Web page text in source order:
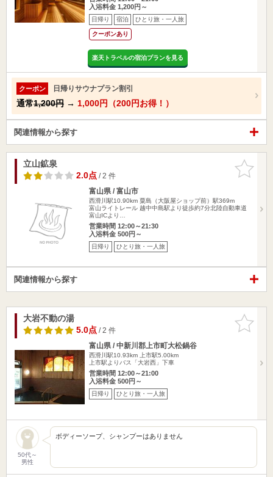
入浴料金 1,200円～
日帰り 宿泊 ひとり旅・一人旅
クーポンあり
楽天トラベルの宿泊プランを見る
クーポン 日帰りサウナプラン割引
通常1,200円 → 1,000円（200円お得！）
関連情報から探す
お気に入
りに追加
立山鉱泉
2.0点/ 2 件
富山県 / 富山市
西滑川駅10.90km 粟島（大阪屋ショップ前）駅369m
富山ライトレール 越中中島駅より徒歩約7分北陸自動車道
富山ICより…
営業時間 12:00～21:30
入浴料金 500円～
日帰り ひとり旅・一人旅
関連情報から探す
お気に入
りに追加
大岩不動の湯
5.0点/ 2 件
富山県 / 中新川郡上市町大松鍋谷
西滑川駅10.93km
上市駅5.00km
上市駅よりバス「大岩西」下車
営業時間 12:00～21:00
入浴料金 500円～
日帰り ひとり旅・一人旅
50代～
男性
ボディーソープ、シャンプーはありません